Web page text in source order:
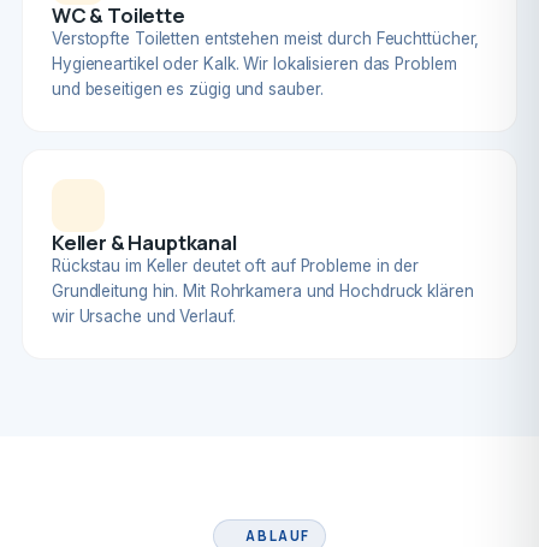
WC & Toilette
Verstopfte Toiletten entstehen meist durch Feuchttücher,
Hygieneartikel oder Kalk. Wir lokalisieren das Problem
und beseitigen es zügig und sauber.
Keller & Hauptkanal
Rückstau im Keller deutet oft auf Probleme in der
Grundleitung hin. Mit Rohrkamera und Hochdruck klären
wir Ursache und Verlauf.
ABLAUF